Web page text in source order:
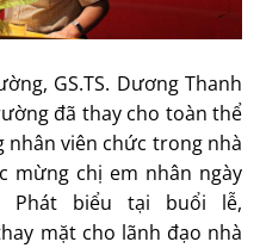
GS.TS. Dương Thanh
đã thay cho toàn thể
nhân viên chức trong nhà
mừng chị em nhân ngày
Phát biểu tại buổi lễ,
mặt cho lãnh đạo nhà